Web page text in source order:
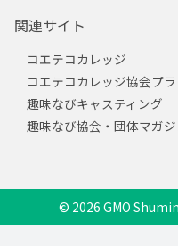
関連サイト
コエテコカレッジ
コエテコカレッジ協会プ
趣味なびキャスティング
趣味なび協会・団体マガ
© 2026 GMO